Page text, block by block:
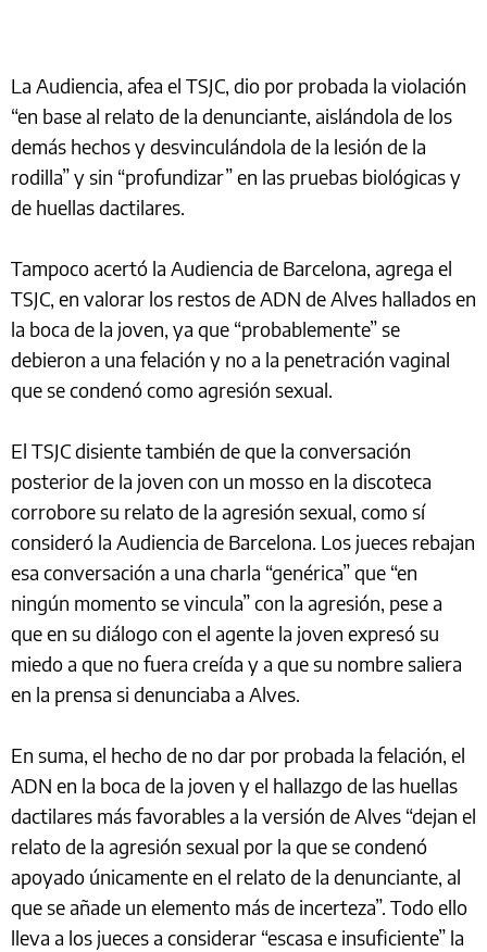
La Audiencia, afea el TSJC, dio por probada la violación
“en base al relato de la denunciante, aislándola de los
demás hechos y desvinculándola de la lesión de la
rodilla” y sin “profundizar” en las pruebas biológicas y
de huellas dactilares.
Tampoco acertó la Audiencia de Barcelona, agrega el
TSJC, en valorar los restos de ADN de Alves hallados en
la boca de la joven, ya que “probablemente” se
debieron a una felación y no a la penetración vaginal
que se condenó como agresión sexual.
El TSJC disiente también de que la conversación
posterior de la joven con un mosso en la discoteca
corrobore su relato de la agresión sexual, como sí
consideró la Audiencia de Barcelona. Los jueces rebajan
esa conversación a una charla “genérica” que “en
ningún momento se vincula” con la agresión, pese a
que en su diálogo con el agente la joven expresó su
miedo a que no fuera creída y a que su nombre saliera
en la prensa si denunciaba a Alves.
En suma, el hecho de no dar por probada la felación, el
ADN en la boca de la joven y el hallazgo de las huellas
dactilares más favorables a la versión de Alves “dejan el
relato de la agresión sexual por la que se condenó
apoyado únicamente en el relato de la denunciante, al
que se añade un elemento más de incerteza”. Todo ello
lleva a los jueces a considerar “escasa e insuficiente” la